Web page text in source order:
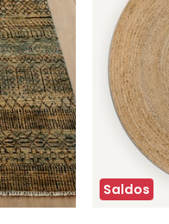
Saldos